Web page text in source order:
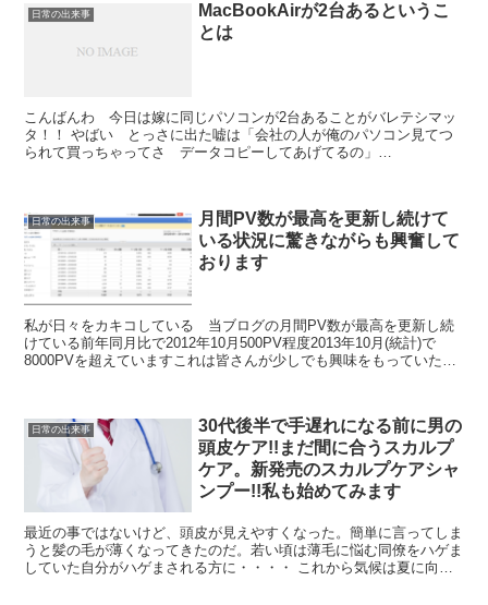
日常の出来事
MacBookAirが2台あるというこ
とは
こんばんわ 今日は嫁に同じパソコンが2台あることがバレテシマッ
タ！！ やばい とっさに出た嘘は「会社の人が俺のパソコン見てつ
られて買っちゃってさ データコピーしてあげてるの」
日常の出来事
月間PV数が最高を更新し続けて
いる状況に驚きながらも興奮して
おります
私が日々をカキコしている 当ブログの月間PV数が最高を更新し続
けている前年同月比で2012年10月500PV程度2013年10月(統計)で
8000PVを超えていますこれは皆さんが少しでも興味をもっていただ
日常の出来事
30代後半で手遅れになる前に男の
頭皮ケア!!まだ間に合うスカルプ
ケア。新発売のスカルプケアシャ
ンプー!!私も始めてみます
最近の事ではないけど、頭皮が見えやすくなった。簡単に言ってしま
うと髪の毛が薄くなってきたのだ。若い頃は薄毛に悩む同僚をハゲま
していた自分がハゲまされる方に・・・・ これから気候は夏に向け